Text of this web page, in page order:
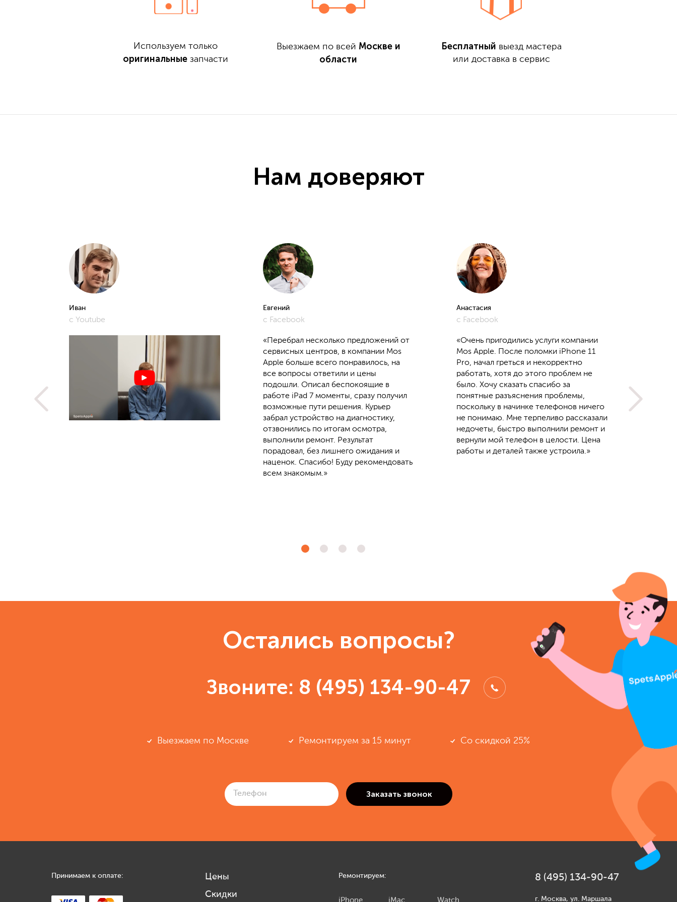
Используем только
оригинальные запчасти
Выезжаем по всей Москве и
области
Бесплатный выезд мастера
или доставка в сервис
Нам доверяют
Иван
с Youtube
Евгений
с Facebook
«Перебрал несколько предложений от
сервисных центров, в компании Mos
Apple больше всего понравилось, на
все вопросы ответили и цены
подошли. Описал беспокоящие в
работе iPad 7 моменты, сразу получил
возможные пути решения. Курьер
забрал устройство на диагностику,
отзвонились по итогам осмотра,
выполнили ремонт. Результат
порадовал, без лишнего ожидания и
наценок. Спасибо! Буду рекомендовать
всем знакомым.»
Анастасия
с Facebook
«Очень пригодились услуги компании
Mos Apple. После поломки iPhone 11
Pro, начал греться и некорректно
работать, хотя до этого проблем не
было. Хочу сказать спасибо за
понятные разъяснения проблемы,
поскольку в начинке телефонов ничего
не понимаю. Мне терпеливо рассказали
недочеты, быстро выполнили ремонт и
вернули мой телефон в целости. Цена
работы и деталей также устроила.»
Остались вопросы?
Звоните: 8 (495) 134-90-47
Выезжаем по Москве Ремонтируем за 15 минут Со скидкой 25%
Принимаем к оплате:
Цены
Скидки
Ремонтируем:
iPhone iMac Watch
8 (495) 134-90-47
г. Москва, ул. Маршала